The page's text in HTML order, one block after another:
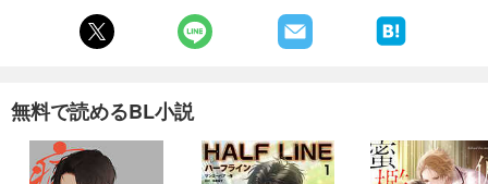
無料で読めるBL小説